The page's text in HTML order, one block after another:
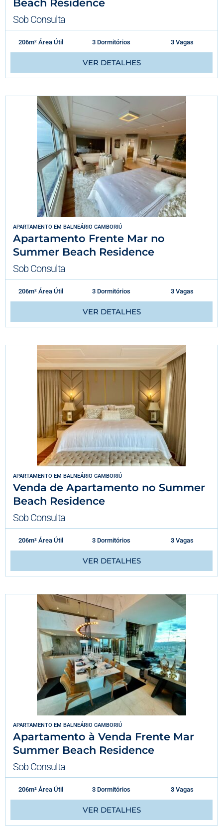
Beach Residence
Sob Consulta
206m² Área Útil 3 Dormitórios 3 Vagas
VER DETALHES
APARTAMENTO EM BALNEÁRIO CAMBORIÚ
Apartamento Frente Mar no
Summer Beach Residence
Sob Consulta
206m² Área Útil 3 Dormitórios 3 Vagas
VER DETALHES
APARTAMENTO EM BALNEÁRIO CAMBORIÚ
Venda de Apartamento no Summer
Beach Residence
Sob Consulta
206m² Área Útil 3 Dormitórios 3 Vagas
VER DETALHES
APARTAMENTO EM BALNEÁRIO CAMBORIÚ
Apartamento à Venda Frente Mar
Summer Beach Residence
Sob Consulta
206m² Área Útil 3 Dormitórios 3 Vagas
VER DETALHES